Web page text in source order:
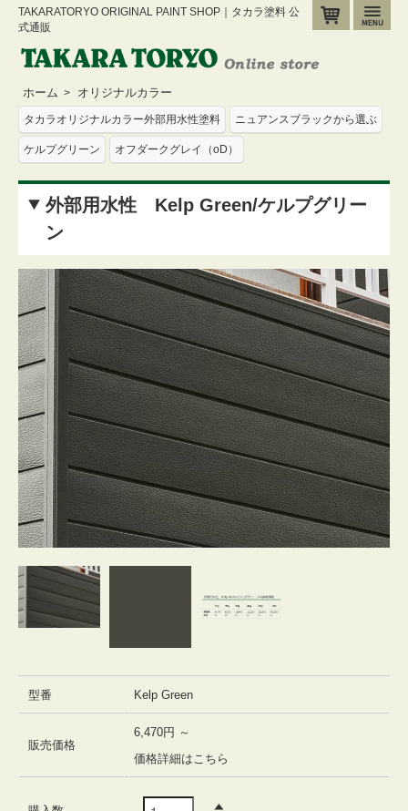
カート
TAKARATORYO ORIGINAL PAINT SHOP｜タカラ塗料 公
式通販
ホーム > オリジナルカラー
タカラオリジナルカラー外部用水性塗料 ニュアンスブラックから選ぶ
ケルプグリーン オフダークグレイ（oD）
外部用水性 Kelp Green/ケルプグリー
ン
型番 Kelp Green
販売価格
6,470円 ～
価格詳細はこちら